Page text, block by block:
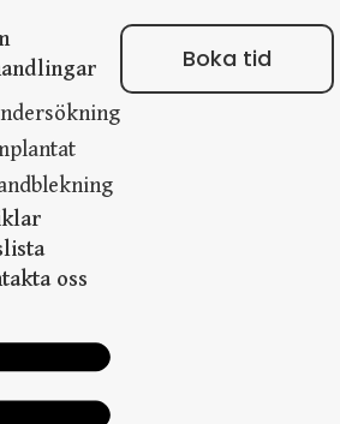
oss
Boka tid